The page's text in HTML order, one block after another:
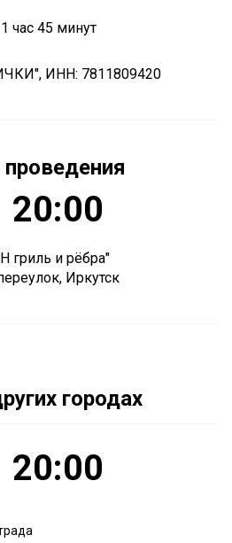
1 час 45 минут
ИНН: 7811809420
20:00
гриль и рёбра"
Иркутск
городах
20:00